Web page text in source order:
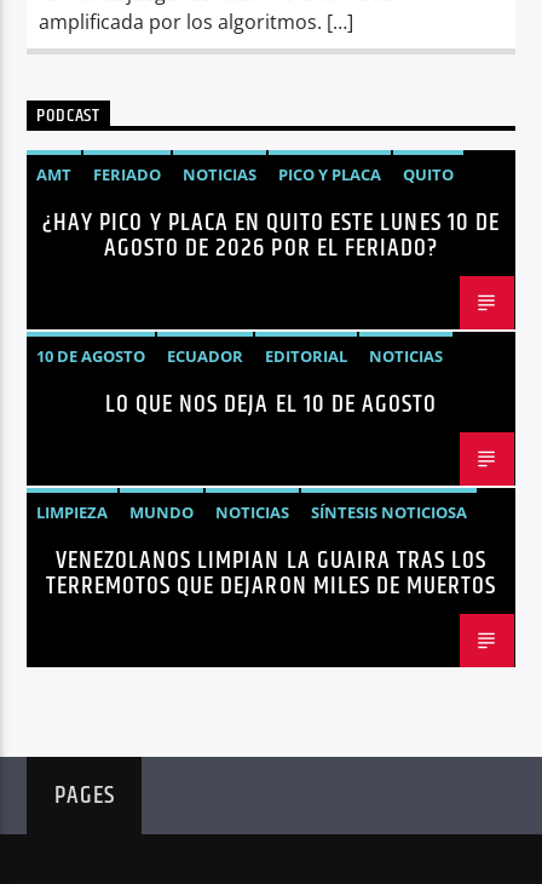
amplificada por los algoritmos. […]
PODCAST
AMT FERIADO NOTICIAS PICO Y PLACA QUITO
¿HAY PICO Y PLACA EN QUITO ESTE LUNES 10 DE
AGOSTO DE 2026 POR EL FERIADO?
10 DE AGOSTO ECUADOR EDITORIAL NOTICIAS
LO QUE NOS DEJA EL 10 DE AGOSTO
LIMPIEZA MUNDO NOTICIAS
SÍNTESIS NOTICIOSA
TERREMOTOS VENEZUELA
VENEZUELA
VENEZOLANOS LIMPIAN LA GUAIRA TRAS LOS
TERREMOTOS QUE DEJARON MILES DE MUERTOS
PAGES